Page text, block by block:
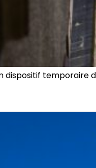
dispositif temporaire